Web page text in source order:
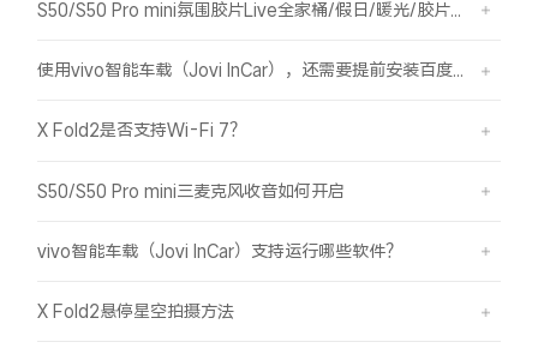
X Fold2是否支持Wi-Fi 7？
S50/S50 Pro mini三麦克风收音如何开启
vivo智能车载（Jovi InCar）支持运行哪些软件？
X Fold2悬停星空拍摄方法